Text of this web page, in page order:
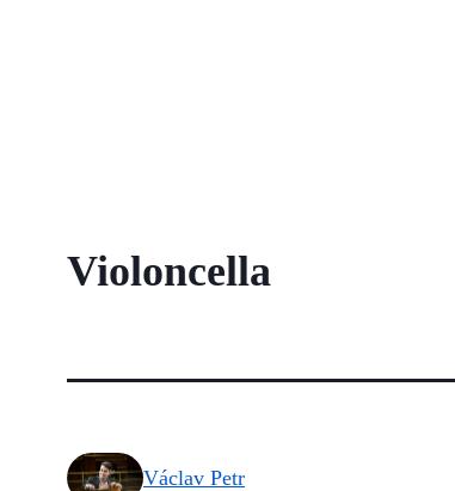
Violoncella
Václav Petr